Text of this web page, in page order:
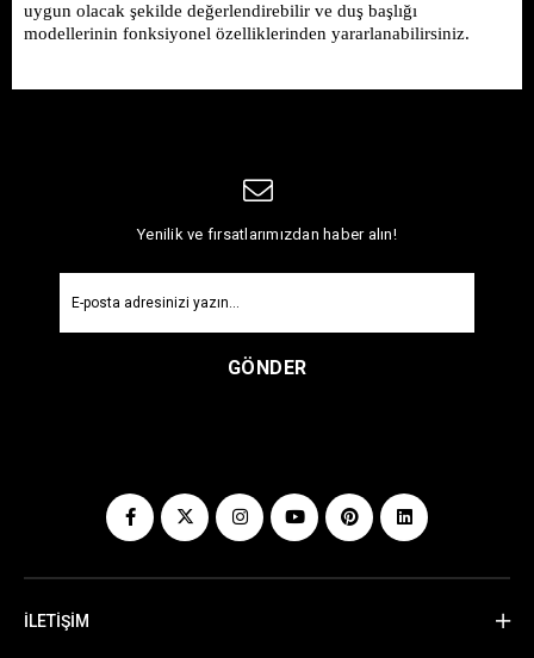
uygun olacak şekilde değerlendirebilir ve duş başlığı
modellerinin fonksiyonel özelliklerinden yararlanabilirsiniz.
Yenilik ve fırsatlarımızdan haber alın!
GÖNDER
İLETİŞİM